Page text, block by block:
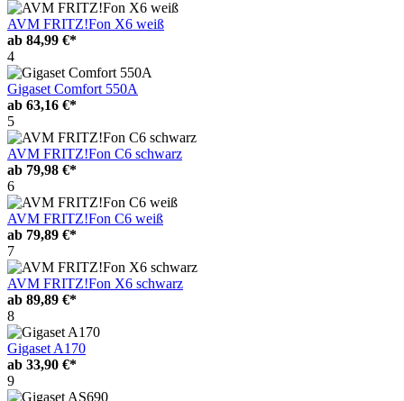
AVM FRITZ!Fon X6 weiß
ab 84,99 €*
4
Gigaset Comfort 550A
ab 63,16 €*
5
AVM FRITZ!Fon C6 schwarz
ab 79,98 €*
6
AVM FRITZ!Fon C6 weiß
ab 79,89 €*
7
AVM FRITZ!Fon X6 schwarz
ab 89,89 €*
8
Gigaset A170
ab 33,90 €*
9